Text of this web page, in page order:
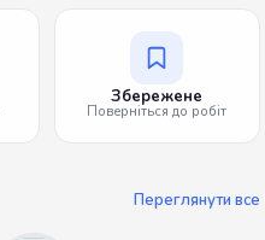
Збережене
Поверніться до робіт
Переглянути все